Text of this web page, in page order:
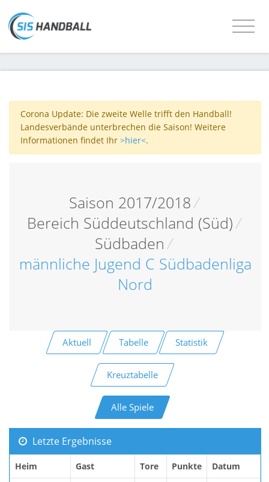
Corona Update: Die zweite Welle trifft den Handball!
Landesverbände unterbrechen die Saison! Weitere
Informationen findet Ihr >hier<.
Saison 2017/2018/
Bereich Süddeutschland (Süd)/
Südbaden /
männliche Jugend C Südbadenliga
Nord
Aktuell Tabelle Statistik
Kreuztabelle
Alle Spiele
Letzte Ergebnisse
Heim Gast Tore Punkte Datum